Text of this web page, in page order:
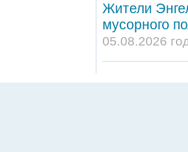
Жители
мусорного
05.08.2026